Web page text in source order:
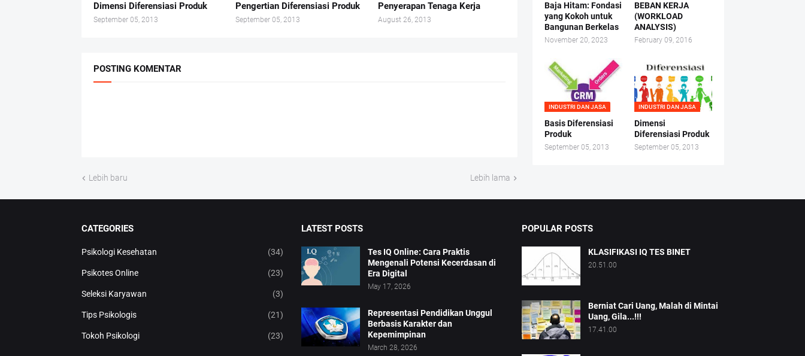
Dimensi Diferensiasi Produk
September 05, 2013
Pengertian Diferensiasi Produk
September 05, 2013
Penyerapan Tenaga Kerja
August 26, 2013
POSTING KOMENTAR
Lebih baru Lebih lama
Baja Hitam: Fondasi
yang Kokoh untuk
Bangunan Berkelas
November 20, 2023
BEBAN KERJA
(WORKLOAD
ANALYSIS)
February 09, 2016
INDUSTRI DAN JASA
Basis Diferensiasi
Produk
September 05, 2013
INDUSTRI DAN JASA
Dimensi
Diferensiasi Produk
September 05, 2013
CATEGORIES
Psikologi Kesehatan (34)
Psikotes Online (23)
Seleksi Karyawan (3)
Tips Psikologis (21)
Tokoh Psikologi (23)
LATEST POSTS
Tes IQ Online: Cara Praktis
Mengenali Potensi Kecerdasan di
Era Digital
May 17, 2026
Representasi Pendidikan Unggul
Berbasis Karakter dan
Kepemimpinan
March 28, 2026
POPULAR POSTS
KLASIFIKASI IQ TES BINET
20.51.00
Berniat Cari Uang, Malah di Mintai
Uang, Gila...!!!
17.41.00